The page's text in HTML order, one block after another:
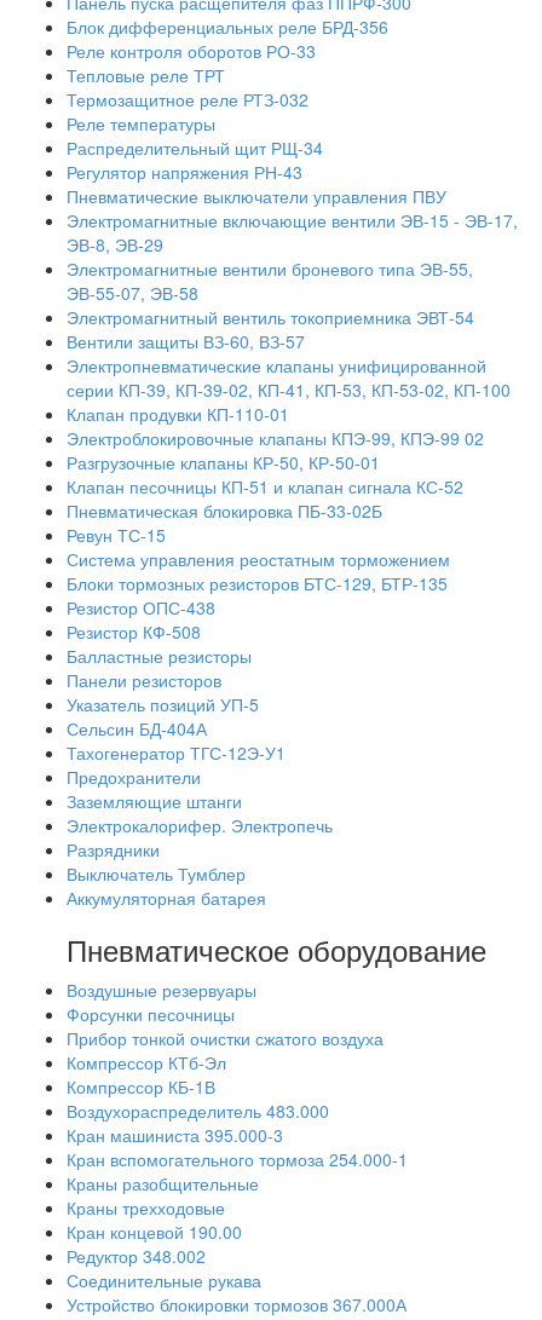
Блок дифференциальных реле БРД-356
Реле контроля оборотов РО-33
Тепловые реле ТРТ
Термозащитное реле РТЗ-032
Реле температуры
Распределительный щит РЩ-34
Регулятор напряжения РН-43
Пневматические выключатели управления ПВУ
Электромагнитные включающие вентили ЭВ-15 - ЭВ-17,
ЭВ-8, ЭВ-29
Электромагнитные вентили броневого типа ЭВ-55,
ЭВ-55-07, ЭВ-58
Электромагнитный вентиль токоприемника ЭВТ-54
Вентили защиты ВЗ-60, ВЗ-57
Электропневматические клапаны унифицированной
серии КП-39, КП-39-02, КП-41, КП-53, КП-53-02, КП-100
Клапан продувки КП-110-01
Электроблокировочные клапаны КПЭ-99, КПЭ-99 02
Разгрузочные клапаны КР-50, КР-50-01
Клапан песочницы КП-51 и клапан сигнала КС-52
Пневматическая блокировка ПБ-33-02Б
Ревун ТС-15
Система управления реостатным торможением
Блоки тормозных резисторов БТС-129, БТР-135
Резистор ОПС-438
Резистор КФ-508
Балластные резисторы
Панели резисторов
Указатель позиций УП-5
Сельсин БД-404А
Тахогенератор ТГС-12Э-У1
Предохранители
Заземляющие штанги
Электрокалорифер. Электропечь
Разрядники
Выключатель Тумблер
Аккумуляторная батарея
Пневматическое оборудование
Воздушные резервуары
Форсунки песочницы
Прибор тонкой очистки сжатого воздуха
Компрессор КТб-Эл
Компрессор КБ-1В
Воздухораспределитель 483.000
Кран машиниста 395.000-3
Кран вспомогательного тормоза 254.000-1
Краны разобщительные
Краны трехходовые
Кран концевой 190.00
Редуктор 348.002
Соединительные рукава
Устройство блокировки тормозов 367.000А